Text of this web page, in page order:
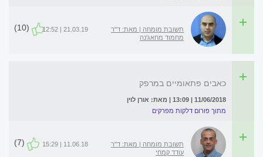
תשובת מומחה | מאת: ד"ר
מחמוד מחאג'נה
21.03.19 | 12:52
(10)
כאבים פתאומיים במרפק
11/06/2018 | 13:09 | מאת: אורן לוין
מתוך פורום דלקות מפרקים
תשובת מומחה | מאת: ד"ר
עודד קמחי
11.06.18 | 15:29
(7)